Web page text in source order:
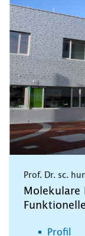
Prof. Dr. sc.
Molekulare
Profil